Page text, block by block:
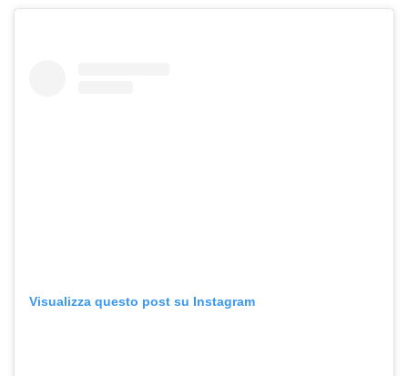
Visualizza questo post su Instagram